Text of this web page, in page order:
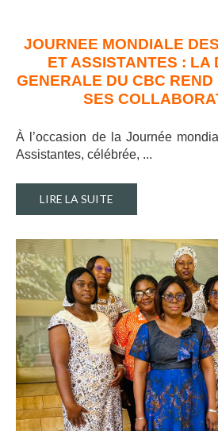
JOURNEE MONDIALE
ET ASSISTANTES : LA
GENERALE DU CBC REND
SES
À l’occasion de la Journée
Assistantes, célébrée, ...
LIRE LA SUITE